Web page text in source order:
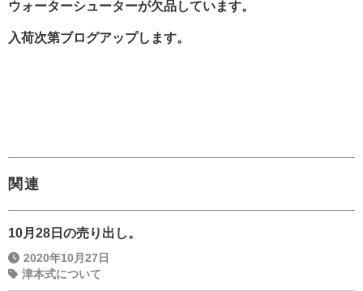
ウォーターシューターが欠品しています。
入荷次第ブログアップします。
関連
10月28日の売り出し。
2020年10月27日
津本式について